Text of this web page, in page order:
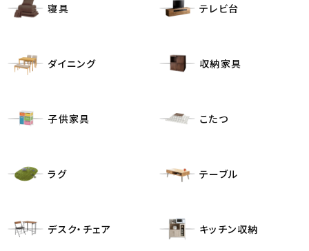
寝具 テレビ台
ダイニング 収納家具
子供家具 こたつ
ラグ テーブル
デスク・チェア キッチン収納